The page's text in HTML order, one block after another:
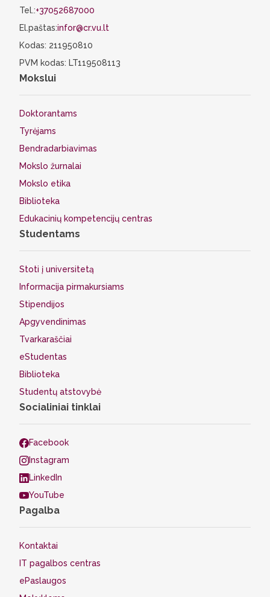
Tel.:+37052687000
El.paštas:infor@cr.vu.lt
Kodas: 211950810
PVM kodas: LT119508113
Mokslui
Doktorantams
Tyrėjams
Bendradarbiavimas
Mokslo žurnalai
Mokslo etika
Biblioteka
Edukacinių kompetencijų centras
Studentams
Stoti į universitetą
Informacija pirmakursiams
Stipendijos
Apgyvendinimas
Tvarkaraščiai
eStudentas
Biblioteka
Studentų atstovybė
Socialiniai tinklai
Facebook
Instagram
LinkedIn
YouTube
Pagalba
Kontaktai
IT pagalbos centras
ePaslaugos